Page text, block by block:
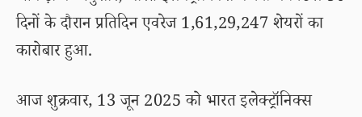
दिनों के दौरान प्रतिदिन एवरेज 1,61,29,247 शेयरों का
कारोबार हुआ.
आज शुक्रवार, 13 जून 2025 को भारत इलेक्ट्रॉनिक्स